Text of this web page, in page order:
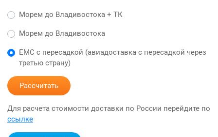
Морем до Владивостока + ТК
Морем до Владивостока
ЕМС с пересадкой (авиадоставка с пересадкой через
третью страну)
Рассчитать
Для расчета стоимости доставки по России перейдите по
ссылке